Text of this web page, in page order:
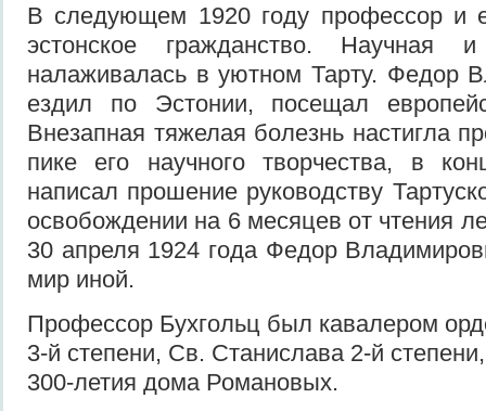
В следующем 1920 году профессор и
эстонское гражданство. Научная
налаживалась в уютном Тарту. Федор
ездил по Эстонии, посещал
Внезапная тяжелая болезнь настигла
пике его научного творчества, в
написал прошение руководству
освобождении на 6 месяцев от чтения
30 апреля 1924 года Федор
мир иной.
Профессор Бухгольц был кавалером
3-й степени, Св. Станислава 2-й
300-летия дома Романовых.